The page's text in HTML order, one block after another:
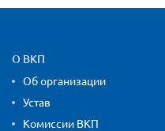
Карта сайта и
О ВКП
Об организации
Устав
Комиссии ВКП